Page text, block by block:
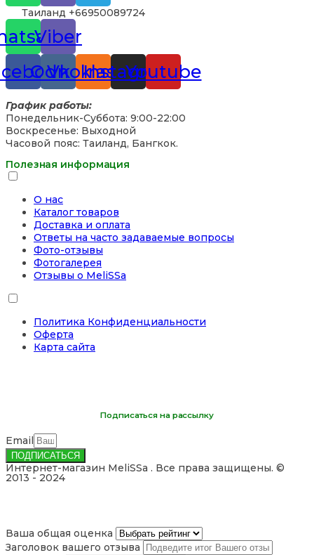
Таиланд +66950089724
Viber
Vk
Odnoklassniki
Instagram
Youtube
График работы:
Понедельник-Суббота: 9:00-22:00
Воскресенье: Выходной
Часовой пояс: Таиланд, Бангкок.
Полезная информация
О нас
Каталог товаров
Доставка и оплата
Ответы на часто задаваемые вопросы
Фото-отзывы
Фотогалерея
Отзывы о MeliSSa
Политика Конфиденциальности
Оферта
Карта сайта
Подписаться на рассылку
Email
ПОДПИСАТЬСЯ
Интернет-магазин MeliSSa . Все права защищены. ©
2013 - 2024
Ваша общая оценка
Заголовок вашего отзыва